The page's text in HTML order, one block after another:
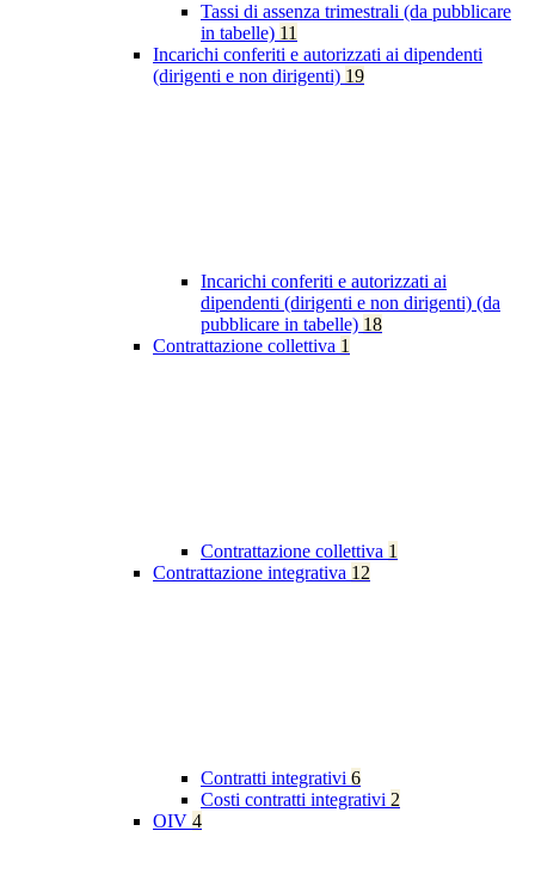
Tassi di assenza trimestrali (da pubblicare
in tabelle) 11
Incarichi conferiti e autorizzati ai dipendenti
(dirigenti e non dirigenti) 19
Incarichi conferiti e autorizzati ai
dipendenti (dirigenti e non dirigenti) (da
pubblicare in tabelle) 18
Contrattazione collettiva 1
Contrattazione collettiva 1
Contrattazione integrativa 12
Contratti integrativi 6
Costi contratti integrativi 2
OIV 4